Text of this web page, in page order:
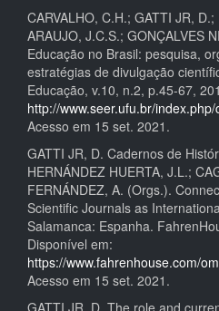
CARVALHO, C.H.; GATTI JR,
ARAUJO, J.C.S.; GONÇALVES
Educação no Brasil: pesquisa,
estratégias de divulgação
Educação, v.10, n.2, p.45-67,
http://www.seer.ufu.br/
Acesso em 15 set. 2021.
GATTI JR, D. Cadernos de
HERNÁNDEZ HUERTA, J.L.;
FERNÁNDEZ, A. (Orgs.).
Scientific Journals as
Salamanca: Espanha.
Disponível em:
https://www.fahrenhouse.com/
Acesso em 15 set. 2021.
GATTI JR, D. The role and